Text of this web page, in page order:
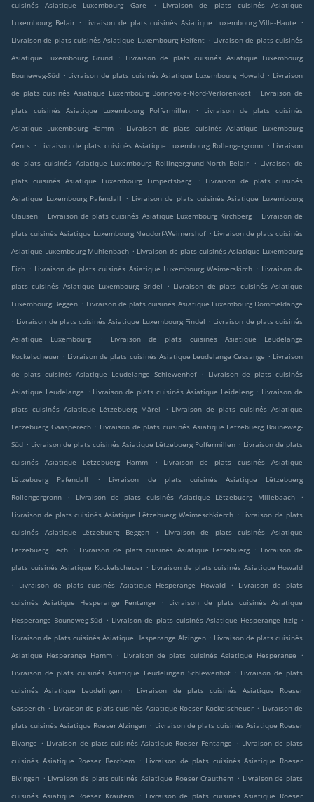
cuisinés Asiatique Luxembourg Gare .
Livraison de plats cuisinés Asiatique
Luxembourg Belair . Livraison de plats cuisinés Asiatique Luxembourg Ville-Haute
.
Livraison de plats cuisinés Asiatique Luxembourg Helfent . Livraison de plats cuisinés
Asiatique Luxembourg Grund
.
Livraison de plats cuisinés Asiatique Luxembourg
Bouneweg-Süd . Livraison de plats cuisinés Asiatique Luxembourg Howald . Livraison
de plats cuisinés Asiatique Luxembourg Bonnevoie-Nord-Verlorenkost . Livraison de
plats cuisinés Asiatique Luxembourg Polfermillen
.
Livraison de plats cuisinés
Asiatique Luxembourg Hamm
. Livraison de plats cuisinés Asiatique Luxembourg
Cents . Livraison de plats cuisinés Asiatique Luxembourg Rollengergronn . Livraison
de plats cuisinés Asiatique Luxembourg Rollingergrund-North Belair
. Livraison de
plats cuisinés Asiatique Luxembourg Limpertsberg
.
Livraison de plats cuisinés
Asiatique Luxembourg Pafendall
. Livraison de plats cuisinés Asiatique Luxembourg
Clausen . Livraison de plats cuisinés Asiatique Luxembourg Kirchberg . Livraison de
plats cuisinés Asiatique Luxembourg Neudorf-Weimershof . Livraison de plats cuisinés
Asiatique Luxembourg Muhlenbach . Livraison de plats cuisinés Asiatique Luxembourg
Eich . Livraison de plats cuisinés Asiatique Luxembourg Weimerskirch . Livraison de
plats cuisinés Asiatique Luxembourg Bridel
. Livraison de plats cuisinés Asiatique
Luxembourg Beggen . Livraison de plats cuisinés Asiatique Luxembourg Dommeldange
. Livraison de plats cuisinés Asiatique Luxembourg Findel . Livraison de plats cuisinés
Asiatique Luxembourg
.
Livraison de plats cuisinés Asiatique Leudelange
Kockelscheuer . Livraison de plats cuisinés Asiatique Leudelange Cessange . Livraison
de plats cuisinés Asiatique Leudelange Schlewenhof
. Livraison de plats cuisinés
Asiatique Leudelange . Livraison de plats cuisinés Asiatique Leideleng . Livraison de
plats cuisinés Asiatique Lëtzebuerg Märel
. Livraison de plats cuisinés Asiatique
Lëtzebuerg Gaasperech . Livraison de plats cuisinés Asiatique Lëtzebuerg Bouneweg-
Süd . Livraison de plats cuisinés Asiatique Lëtzebuerg Polfermillen . Livraison de plats
cuisinés Asiatique Lëtzebuerg Hamm
.
Livraison de plats cuisinés Asiatique
Lëtzebuerg Pafendall
.
Livraison de plats cuisinés Asiatique Lëtzebuerg
Rollengergronn
. Livraison de plats cuisinés Asiatique Lëtzebuerg Millebaach
.
Livraison de plats cuisinés Asiatique Lëtzebuerg Weimeschkierch . Livraison de plats
cuisinés Asiatique Lëtzebuerg Beggen
.
Livraison de plats cuisinés Asiatique
Lëtzebuerg Eech
. Livraison de plats cuisinés Asiatique Lëtzebuerg . Livraison de
plats cuisinés Asiatique Kockelscheuer . Livraison de plats cuisinés Asiatique Howald
.
Livraison de plats cuisinés Asiatique Hesperange Howald .
Livraison de plats
cuisinés Asiatique Hesperange Fentange
.
Livraison de plats cuisinés Asiatique
Hesperange Bouneweg-Süd . Livraison de plats cuisinés Asiatique Hesperange Itzig .
Livraison de plats cuisinés Asiatique Hesperange Alzingen . Livraison de plats cuisinés
Asiatique Hesperange Hamm . Livraison de plats cuisinés Asiatique Hesperange
.
Livraison de plats cuisinés Asiatique Leudelingen Schlewenhof . Livraison de plats
cuisinés Asiatique Leudelingen
.
Livraison de plats cuisinés Asiatique Roeser
Gasperich . Livraison de plats cuisinés Asiatique Roeser Kockelscheuer . Livraison de
plats cuisinés Asiatique Roeser Alzingen . Livraison de plats cuisinés Asiatique Roeser
Bivange . Livraison de plats cuisinés Asiatique Roeser Fentange . Livraison de plats
cuisinés Asiatique Roeser Berchem . Livraison de plats cuisinés Asiatique Roeser
Bivingen . Livraison de plats cuisinés Asiatique Roeser Crauthem . Livraison de plats
cuisinés Asiatique Roeser Krautem
. Livraison de plats cuisinés Asiatique Roeser